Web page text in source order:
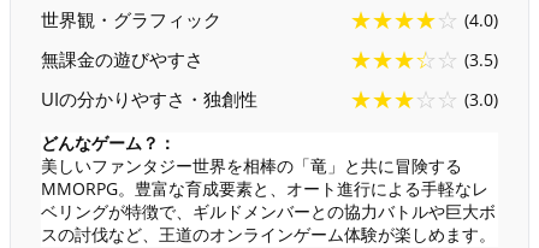
世界観・グラフィック ★★★★☆ (4.0)
無課金の遊びやすさ ★★★☆☆ (3.5)
UIの分かりやすさ・独創性 ★★★☆☆ (3.0)
どんなゲーム？：
美しいファンタジー世界を相棒の「竜」と共に冒険する
MMORPG。豊富な育成要素と、オート進行による手軽なレ
ベリングが特徴で、ギルドメンバーとの協力バトルや巨大ボ
スの討伐など、王道のオンラインゲーム体験が楽しめます。